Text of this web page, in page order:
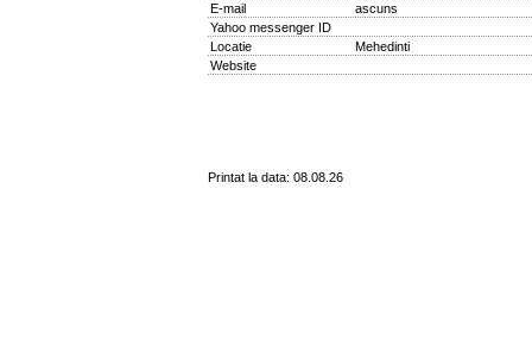
E-mail
ascuns
Yahoo messenger ID
Locatie
Mehedinti
Website
Printat la data: 08.08.26